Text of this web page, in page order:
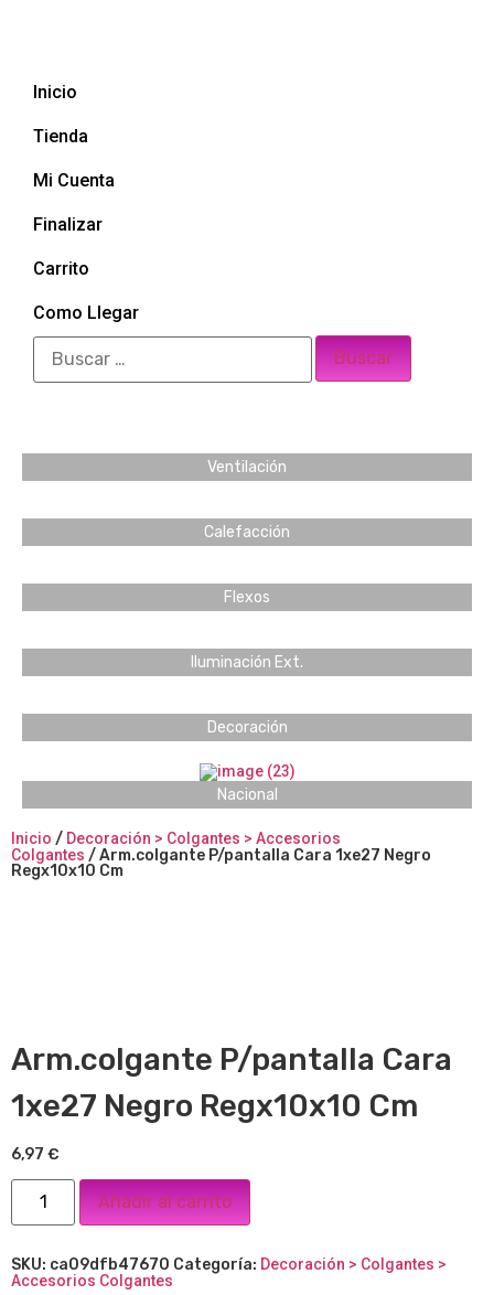
Inicio
Tienda
Mi Cuenta
Finalizar
Carrito
Como Llegar
Ventilación
Calefacción
Flexos
Iluminación Ext.
Decoración
Nacional
Inicio / Decoración > Colgantes > Accesorios
Colgantes / Arm.colgante P/pantalla Cara 1xe27 Negro
Regx10x10 Cm
Arm.colgante P/pantalla Cara
1xe27 Negro Regx10x10 Cm
6,97 €
Añadir al carrito
SKU: ca09dfb47670 Categoría: Decoración > Colgantes >
Accesorios Colgantes